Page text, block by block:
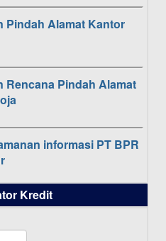
Pindah Alamat Kantor
Rencana Pindah Alamat
informasi PT BPR
Undian TAMASHA
Kredit